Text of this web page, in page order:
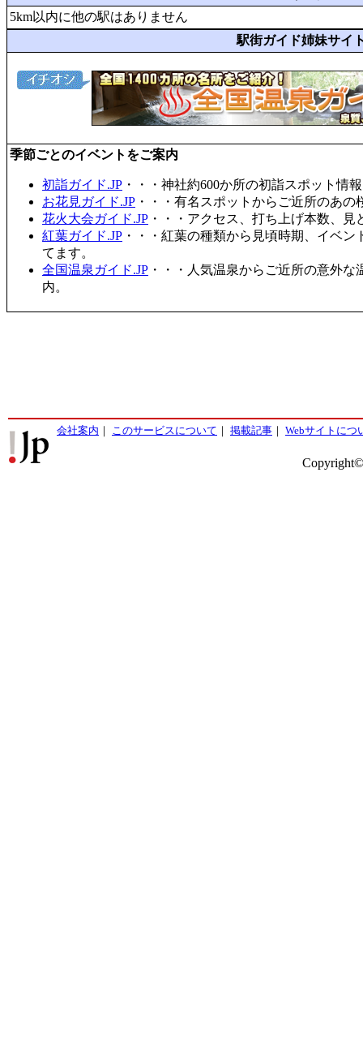
5km以内に他の駅はありません
駅街ガイド姉妹サイ
季節ごとのイベントをご案内
初詣ガイド.JP ・・・神社約600か所の初詣スポット情
お花見ガイド.JP ・・・有名スポットからご近所のあ
花火大会ガイド.JP ・・・アクセス、打ち上げ本数、
紅葉ガイド.JP ・・・紅葉の種類から見頃時期、イベ
てます。
全国温泉ガイド.JP ・・・人気温泉からご近所の意外
内。
会社案内 ｜ このサービスについて ｜ 掲載記事 ｜ Webサイトにつ